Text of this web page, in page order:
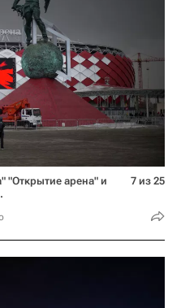
"Открытие арена" и
7 из 25